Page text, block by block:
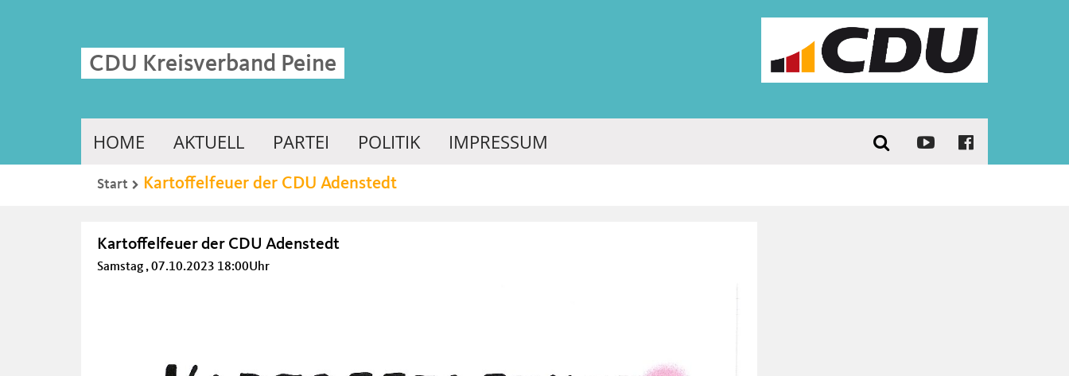
HOME AKTUELL PARTEI POLITIK IMPRESSUM
CDU Kreisverband Peine
Start Kartoffelfeuer der CDU Adenstedt
Kartoffelfeuer der CDU Adenstedt
Samstag , 07.10.2023 18:00Uhr